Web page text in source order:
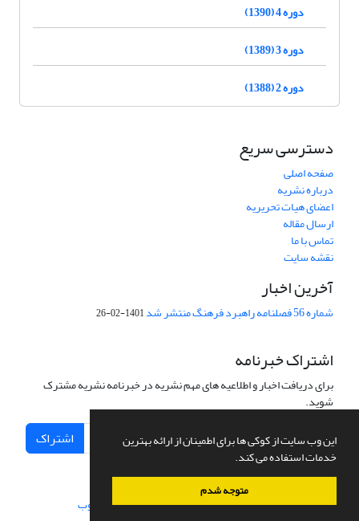
این وب سایت از کوکی ها برای اطمینان از ارائه بهترین
خدمات استفاده می کند.
متوجه شدم
دوره 4 (1390)
دوره 3 (1389)
دوره 2 (1388)
دسترسی سریع
صفحه اصلی
درباره نشریه
اعضای هیات تحریریه
ارسال مقاله
تماس با ما
نقشه سایت
آخرین اخبار
شماره 56 فصلنامه راهبرد فرهنگ منتشر شد 1401-02-26
اشتراک خبرنامه
برای دریافت اخبار و اطلاعیه های مهم نشریه در خبرنامه نشریه مشترک
شوید.
اشتراک
سامانه مدیریت نشریات علمی.طراحی و پیاده سازی از سیناوب